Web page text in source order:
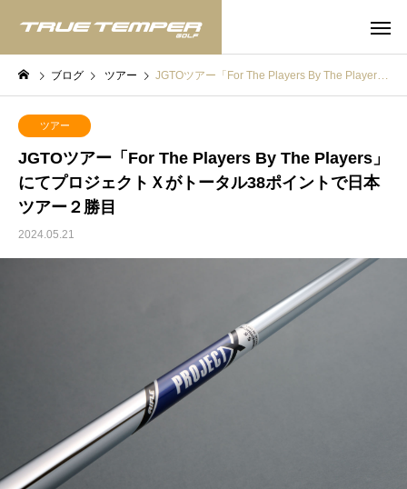
ブログ ツアー JGTOツアー「For The Players By The Players」にてプロジェクトＸがトータル38ポイントで日本ツアー２勝目
ツアー
JGTOツアー「For The Players By The Players」
にてプロジェクトＸがトータル38ポイントで日本
ツアー２勝目
2024.05.21